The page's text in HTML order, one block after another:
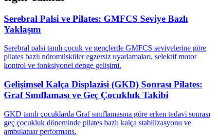
Serebral Palsi ve Pilates: GMFCS Seviye Bazlı
Yaklaşım
Serebral palsi tanılı çocuk ve gençlerde GMFCS seviyelerine göre
pilates bazlı nöromüsküler egzersiz uyarlamaları, selektif motor
kontrol ve fonksiyonel denge gelişimi.
Gelişimsel Kalça Displazisi (GKD) Sonrası Pilates:
Graf Sınıflaması ve Geç Çocukluk Takibi
GKD tanılı çocuklarda Graf sınıflamasına göre erken tedavi sonrası
geç çocukluk döneminde pilates bazlı kalça stabilizasyonu ve
ambulatuar performans.